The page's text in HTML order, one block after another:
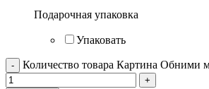
Подарочная упаковка
Упаковать
Количество товара Картина Обними